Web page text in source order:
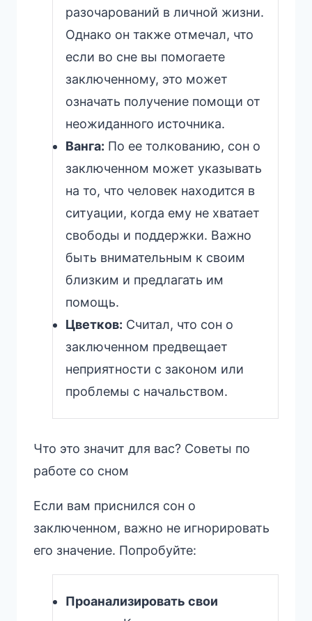
разочарований в личной жизни.
Однако он также отмечал, что
если во сне вы помогаете
заключенному, это может
означать получение помощи от
неожиданного источника.
Ванга: По ее толкованию, сон о
заключенном может указывать
на то, что человек находится в
ситуации, когда ему не хватает
свободы и поддержки. Важно
быть внимательным к своим
близким и предлагать им
помощь.
Цветков: Считал, что сон о
заключенном предвещает
неприятности с законом или
проблемы с начальством.
Что это значит для вас? Советы по
работе со сном
Если вам приснился сон о
заключенном, важно не игнорировать
его значение. Попробуйте:
Проанализировать свои